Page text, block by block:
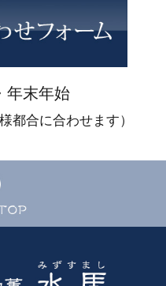
年末年始
都合に合わせます）